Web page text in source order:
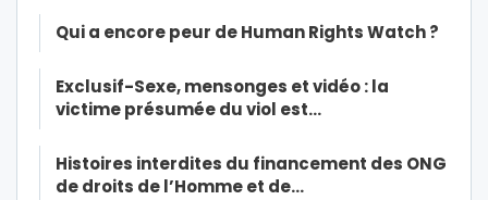
Qui a encore peur de Human Rights Watch ?
Exclusif-Sexe, mensonges et vidéo : la
victime présumée du viol est…
Histoires interdites du financement des ONG
de droits de l’Homme et de…